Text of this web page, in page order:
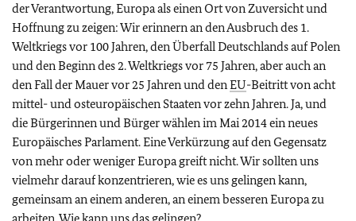
der Verantwortung, Europa als einen Ort von Zuversicht und
Hoffnung zu zeigen: Wir erinnern an den Ausbruch des 1.
Weltkriegs vor 100 Jahren, den Überfall Deutschlands auf Polen
und den Beginn des 2. Weltkriegs vor 75 Jahren, aber auch an
den Fall der Mauer vor 25 Jahren und denEU-Beitritt von acht
mittel- und osteuropäischen Staaten vor zehn Jahren. Ja, und
die Bürgerinnen und Bürger wählen im Mai 2014 ein neues
Europäisches Parlament. Eine Verkürzung auf den Gegensatz
von mehr oder weniger Europa greift nicht. Wir sollten uns
vielmehr darauf konzentrieren, wie es uns gelingen kann,
gemeinsam an einem anderen, an einem besseren Europa zu